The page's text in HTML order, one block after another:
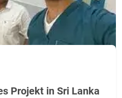
Projekt in Sri Lanka